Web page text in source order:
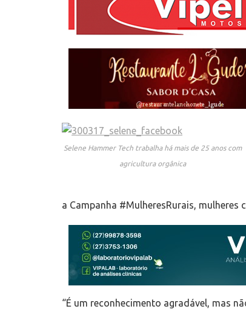
Selene Hammer Tech trabalha há mais de 25 anos com
agricultura orgânica
a Campanha #MulheresRurais, mulheres
“É um reconhecimento agradável, mas